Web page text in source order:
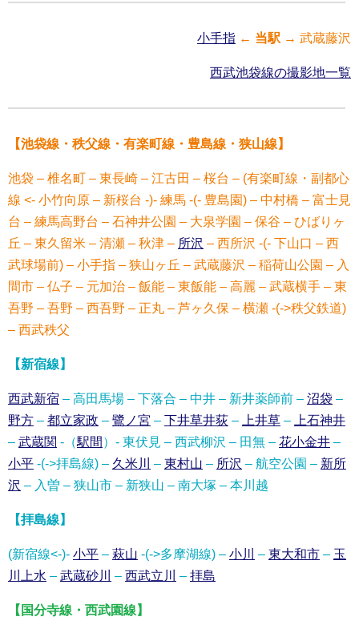
小手指 ← 当駅 → 武蔵藤沢
西武池袋線の撮影地一覧
【池袋線・秩父線・有楽町線・豊島線・狭山線】
池袋 – 椎名町 – 東長崎 – 江古田 – 桜台 – (有楽町線・副都心
線 <- 小竹向原 – 新桜台 -)- 練馬 -(- 豊島園) – 中村橋 – 富士見
台 – 練馬高野台 – 石神井公園 – 大泉学園 – 保谷 – ひばりヶ
丘 – 東久留米 – 清瀬 – 秋津 – 所沢 – 西所沢 -(- 下山口 – 西
武球場前) – 小手指 – 狭山ヶ丘 – 武蔵藤沢 – 稲荷山公園 – 入
間市 – 仏子 – 元加治 – 飯能 – 東飯能 – 高麗 – 武蔵横手 – 東
吾野 – 吾野 – 西吾野 – 正丸 – 芦ヶ久保 – 横瀬 -(->秩父鉄道)
– 西武秩父
【新宿線】
西武新宿 – 高田馬場 – 下落合 – 中井 – 新井薬師前 – 沼袋 –
野方 – 都立家政 – 鷺ノ宮 – 下井草井荻 – 上井草 – 上石神井
– 武蔵関 -（駅間 ）- 東伏見 – 西武柳沢 – 田無 – 花小金井 –
小平 -(->拝島線) – 久米川 – 東村山 – 所沢 – 航空公園 – 新所
沢 – 入曽 – 狭山市 – 新狭山 – 南大塚 – 本川越
【拝島線】
(新宿線<-)- 小平 – 萩山 -(->多摩湖線) – 小川 – 東大和市 – 玉
川上水 – 武蔵砂川 – 西武立川 – 拝島
【国分寺線・西武園線】